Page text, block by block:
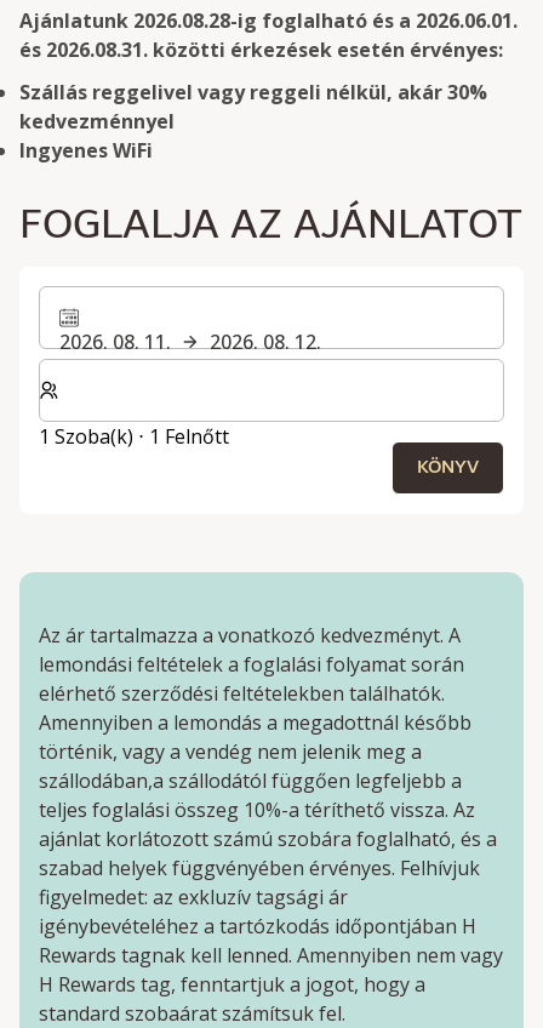
Ajánlatunk 2026.08.28-ig foglalható és a 2026.06.01.
és 2026.08.31. közötti érkezések esetén érvényes:
Szállás reggelivel vagy reggeli nélkül, akár 30%
kedvezménnyel
Ingyenes WiFi
FOGLALJA AZ AJÁNLATOT
2026. 08. 11.
2026. 08. 12.
Válassza ki a szobák és a vendégek számát
1 Szoba(k) ⋅ 1 Felnőtt
KÖNYV
Az ár tartalmazza a vonatkozó kedvezményt. A
lemondási feltételek a foglalási folyamat során
elérhető szerződési feltételekben találhatók.
Amennyiben a lemondás a megadottnál később
történik, vagy a vendég nem jelenik meg a
szállodában,a szállodától függően legfeljebb a
teljes foglalási összeg 10%-a téríthető vissza. Az
ajánlat korlátozott számú szobára foglalható, és a
szabad helyek függvényében érvényes. Felhívjuk
figyelmedet: az exkluzív tagsági ár
igénybevételéhez a tartózkodás időpontjában H
Rewards tagnak kell lenned. Amennyiben nem vagy
H Rewards tag, fenntartjuk a jogot, hogy a
standard szobaárat számítsuk fel.